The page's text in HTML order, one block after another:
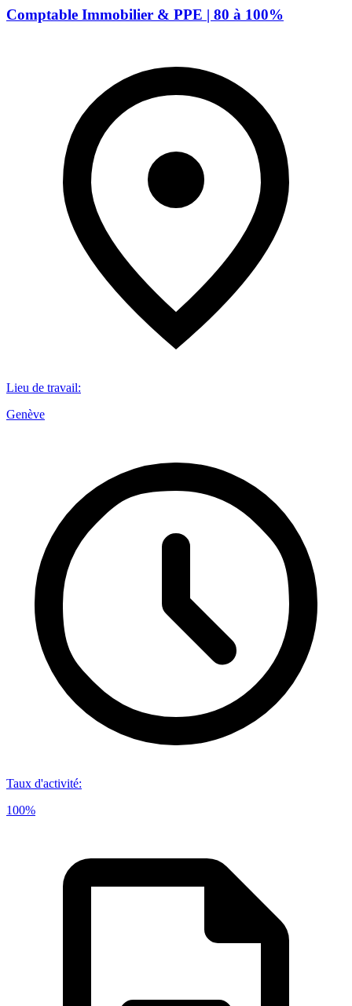
Comptable Immobilier & PPE | 80 à 100%
Lieu de travail:
Genève
Taux d'activité:
100%